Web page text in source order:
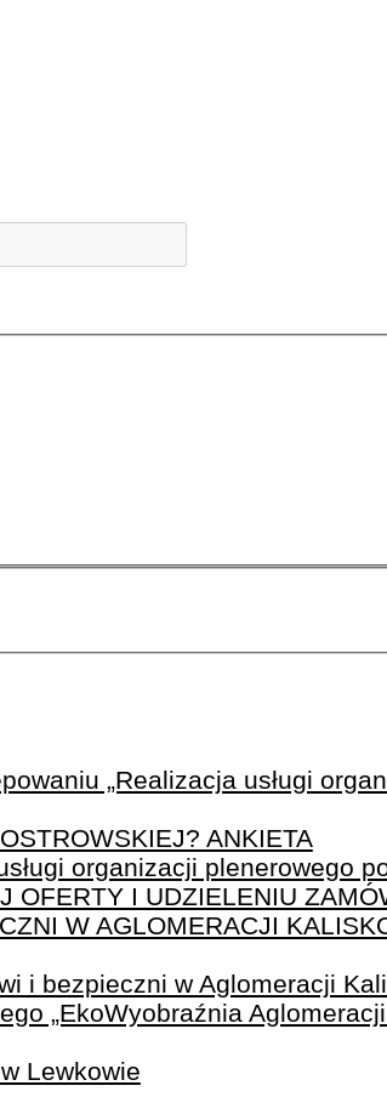
„Realizacja usługi
ANKIETA
organizacji plenerowego
OFERTY I UDZIELENIU
W AGLOMERACJI
i bezpieczni w Aglomeracji
„EkoWyobraźnia
Lewkowie